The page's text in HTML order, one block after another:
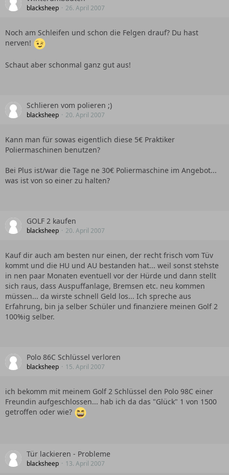
blacksheep 26. April 2007
Noch am Schleifen und schon die Felgen drauf? Du hast
nerven!
Schaut aber schonmal ganz gut aus!
Schlieren vom polieren ;)
blacksheep 20. April 2007
Kann man für sowas eigentlich diese 5€ Praktiker
Poliermaschinen benutzen?
Bei Plus ist/war die Tage ne 30€ Poliermaschine im Angebot...
was ist von so einer zu halten?
GOLF 2 kaufen
blacksheep 20. April 2007
Kauf dir auch am besten nur einen, der recht frisch vom Tüv
kommt und die HU und AU bestanden hat... weil sonst stehste
in nen paar Monaten eventuell vor der Hürde und dann stellt
sich raus, dass Auspuffanlage, Bremsen etc. neu kommen
müssen... da wirste schnell Geld los... Ich spreche aus
Erfahrung, bin ja selber Schüler und finanziere meinen Golf 2
100%ig selber.
Polo 86C Schlüssel verloren
blacksheep 15. April 2007
ich bekomm mit meinem Golf 2 Schlüssel den Polo 98C einer
Freundin aufgeschlossen... hab ich da das "Glück" 1 von 1500
getroffen oder wie?
Tür lackieren - Probleme
blacksheep 13. April 2007